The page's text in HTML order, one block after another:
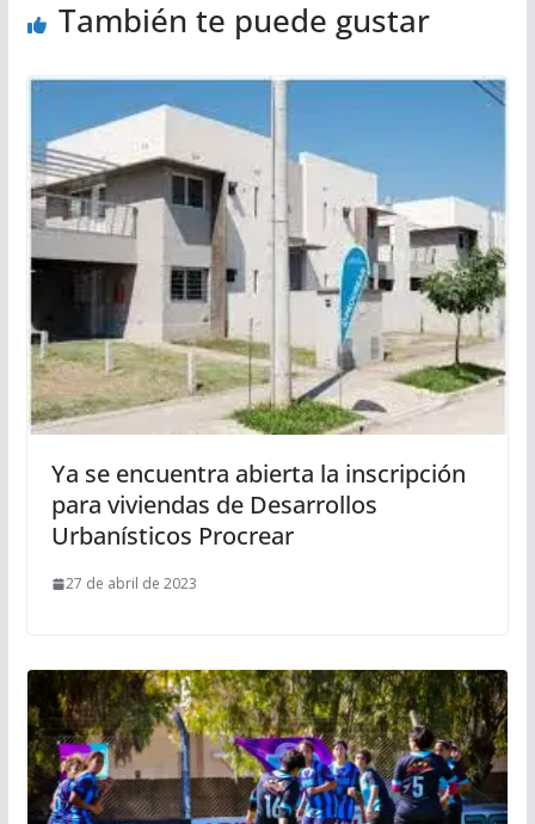
También te puede gustar
Ya se encuentra abierta la inscripción
para viviendas de Desarrollos
Urbanísticos Procrear
27 de abril de 2023